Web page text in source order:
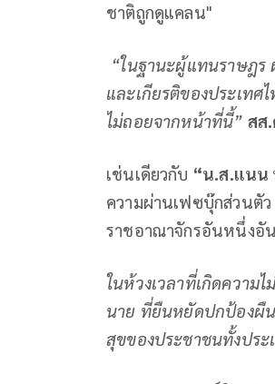
ชาติถูกดูแคลน"
“ในฐานะผู้แทนราษฎร
และเกียรติของประเท
ไม่ถอยจากหน้าที่นี้” สส
เช่นเดียวกับ “น.ส.แนน
ความผ่านเฟซบุ๊กส่วนตั
ราชอาณาจักรอันหนึ่งอั
ในห้วงเวลาที่เกิดความ
นาย ที่ยืนหยัดปกป้องผืน
สุขของประชาชนทั้งประ